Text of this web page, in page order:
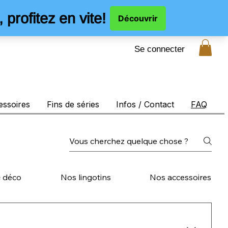
Se connecter
FAQ
Infos / Contact
Fins de séries
déco Nos lingotins Nos accessoires